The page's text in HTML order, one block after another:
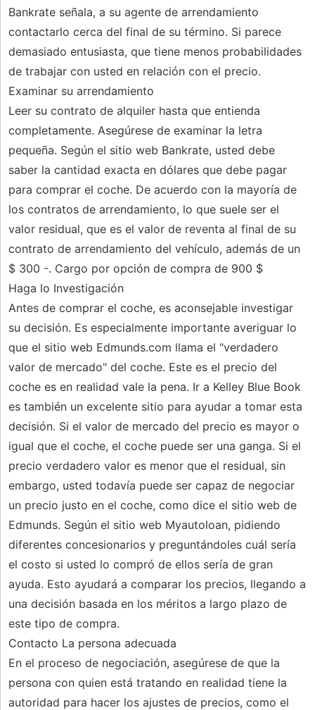
Bankrate señala, a su agente de arrendamiento
contactarlo cerca del final de su término. Si parece
demasiado entusiasta, que tiene menos probabilidades
de trabajar con usted en relación con el precio.
Examinar su arrendamiento
Leer su contrato de alquiler hasta que entienda
completamente. Asegúrese de examinar la letra
pequeña. Según el sitio web Bankrate, usted debe
saber la cantidad exacta en dólares que debe pagar
para comprar el coche. De acuerdo con la mayoría de
los contratos de arrendamiento, lo que suele ser el
valor residual, que es el valor de reventa al final de su
contrato de arrendamiento del vehículo, además de un
$ 300 -. Cargo por opción de compra de 900 $
Haga lo Investigación
Antes de comprar el coche, es aconsejable investigar
su decisión. Es especialmente importante averiguar lo
que el sitio web Edmunds.com llama el "verdadero
valor de mercado" del coche. Este es el precio del
coche es en realidad vale la pena. Ir a Kelley Blue Book
es también un excelente sitio para ayudar a tomar esta
decisión. Si el valor de mercado del precio es mayor o
igual que el coche, el coche puede ser una ganga. Si el
precio verdadero valor es menor que el residual, sin
embargo, usted todavía puede ser capaz de negociar
un precio justo en el coche, como dice el sitio web de
Edmunds. Según el sitio web Myautoloan, pidiendo
diferentes concesionarios y preguntándoles cuál sería
el costo si usted lo compró de ellos sería de gran
ayuda. Esto ayudará a comparar los precios, llegando a
una decisión basada en los méritos a largo plazo de
este tipo de compra.
Contacto La persona adecuada
En el proceso de negociación, asegúrese de que la
persona con quien está tratando en realidad tiene la
autoridad para hacer los ajustes de precios, como el